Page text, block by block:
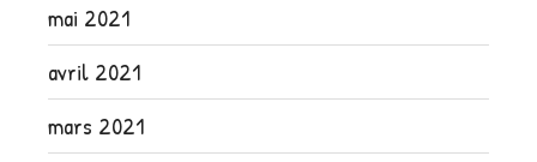
mai 2021
avril 2021
mars 2021